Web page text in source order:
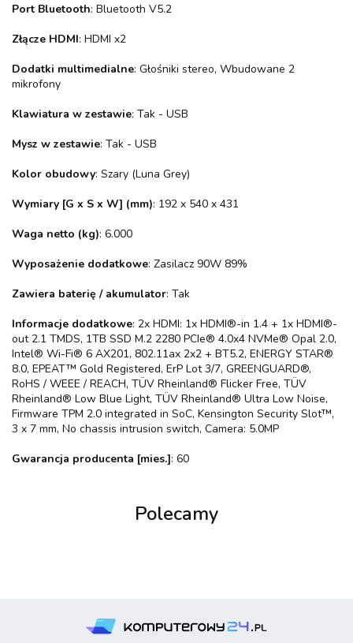
Port Bluetooth: Bluetooth V5.2
Złącze HDMI: HDMI x2
Dodatki multimedialne: Głośniki stereo, Wbudowane 2
mikrofony
Klawiatura w zestawie: Tak - USB
Mysz w zestawie: Tak - USB
Kolor obudowy: Szary (Luna Grey)
Wymiary [G x S x W] (mm): 192 x 540 x 431
Waga netto (kg): 6.000
Wyposażenie dodatkowe: Zasilacz 90W 89%
Zawiera baterię / akumulator: Tak
Informacje dodatkowe: 2x HDMI: 1x HDMI®-in 1.4 + 1x HDMI®-
out 2.1 TMDS, 1TB SSD M.2 2280 PCIe® 4.0x4 NVMe® Opal 2.0,
Intel® Wi-Fi® 6 AX201, 802.11ax 2x2 + BT5.2, ENERGY STAR®
8.0, EPEAT™ Gold Registered, ErP Lot 3/7, GREENGUARD®,
RoHS / WEEE / REACH, TÜV Rheinland® Flicker Free, TÜV
Rheinland® Low Blue Light, TÜV Rheinland® Ultra Low Noise,
Firmware TPM 2.0 integrated in SoC, Kensington Security Slot™,
3 x 7 mm, No chassis intrusion switch, Camera: 5.0MP
Gwarancja producenta [mies.]: 60
Polecamy